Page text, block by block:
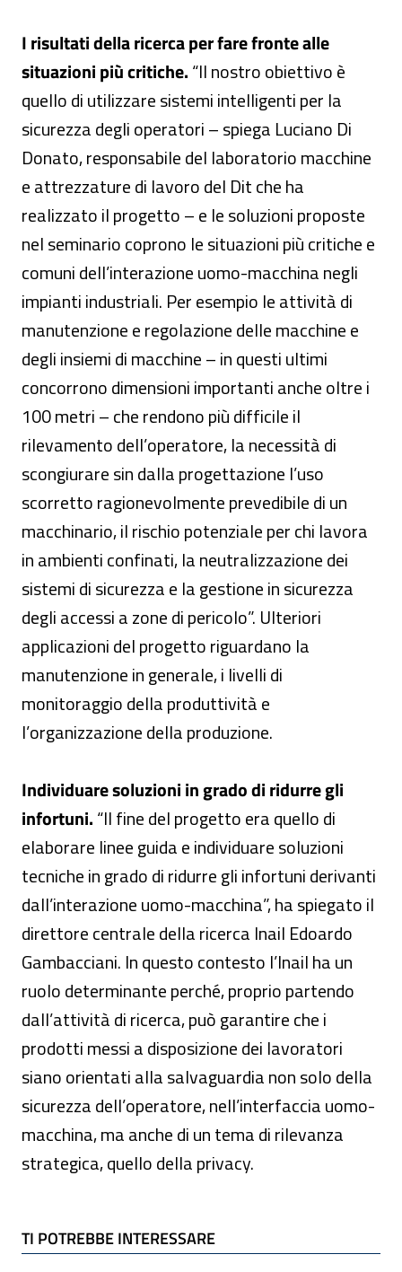
I risultati della ricerca per fare fronte alle
situazioni più critiche.“Il nostro obiettivo è
quello di utilizzare sistemi intelligenti per la
sicurezza degli operatori – spiega Luciano Di
Donato, responsabile del laboratorio macchine
e attrezzature di lavoro del Dit che ha
realizzato il progetto – e le soluzioni proposte
nel seminario coprono le situazioni più critiche e
comuni dell’interazione uomo-macchina negli
impianti industriali. Per esempio le attività di
manutenzione e regolazione delle macchine e
degli insiemi di macchine – in questi ultimi
concorrono dimensioni importanti anche oltre i
100 metri – che rendono più difficile il
rilevamento dell’operatore, la necessità di
scongiurare sin dalla progettazione l’uso
scorretto ragionevolmente prevedibile di un
macchinario, il rischio potenziale per chi lavora
in ambienti confinati, la neutralizzazione dei
sistemi di sicurezza e la gestione in sicurezza
degli accessi a zone di pericolo”. Ulteriori
applicazioni del progetto riguardano la
manutenzione in generale, i livelli di
monitoraggio della produttività e
l’organizzazione della produzione.
Individuare soluzioni in grado di ridurre gli
infortuni.“Il fine del progetto era quello di
elaborare linee guida e individuare soluzioni
tecniche in grado di ridurre gli infortuni derivanti
dall’interazione uomo-macchina”, ha spiegato il
direttore centrale della ricerca Inail Edoardo
Gambacciani. In questo contesto l’Inail ha un
ruolo determinante perché, proprio partendo
dall’attività di ricerca, può garantire che i
prodotti messi a disposizione dei lavoratori
siano orientati alla salvaguardia non solo della
sicurezza dell’operatore, nell’interfaccia uomo-
macchina, ma anche di un tema di rilevanza
strategica, quello della privacy.
TI POTREBBE INTERESSARE
TI POTREBBE INTERESSARE